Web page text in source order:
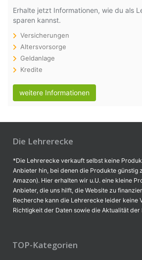
Erhalte jetzt Informationen, wie du als
sparen kannst.
Versicherungen
Altersvorsorge
Geldanlage
Kredite
weitere Informationen
Die Lehrerecke
*Die Lehrerecke verkauft selbst keine
Anbieter hin, bei denen die Produkte günstig
Amazon). Hier erhalten wir u.U. eine kleine
Anbieter, die uns hilft, die Website zu
Recherche kann die Lehrerecke leider keine
Richtigkeit der Daten sowie die Aktualität der
TOP-Kategorien